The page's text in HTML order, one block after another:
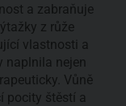
a zabraňuje
z růže
vlastnosti a
naplnila nejen
Vůně
pocity štěstí a